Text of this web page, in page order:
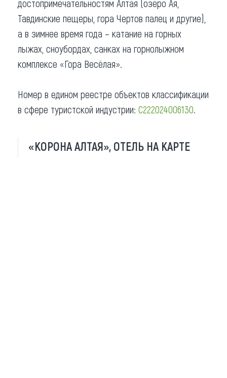
достопримечательностям Алтая (озеро Ая,
Тавдинские пещеры, гора Чертов палец и другие),
а в зимнее время года – катание на горных
лыжах, сноубордах, санках на горнолыжном
комплексе «Гора Весёлая».
Номер в едином реестре объектов классификации
в сфере туристской индустрии: С222024006130
«КОРОНА АЛТАЯ», ОТЕЛЬ НА КАРТЕ